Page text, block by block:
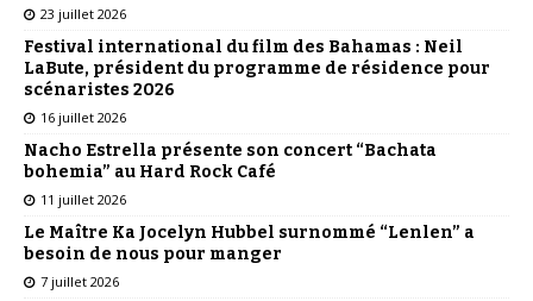
23 juillet 2026
Festival international du film des Bahamas : Neil
LaBute, président du programme de résidence pour
scénaristes 2026
16 juillet 2026
Nacho Estrella présente son concert “Bachata
bohemia” au Hard Rock Café
11 juillet 2026
Le Maître Ka Jocelyn Hubbel surnommé “Lenlen” a
besoin de nous pour manger
7 juillet 2026